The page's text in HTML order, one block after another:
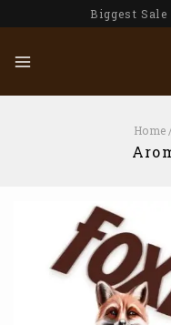
Biggest Sale
Home